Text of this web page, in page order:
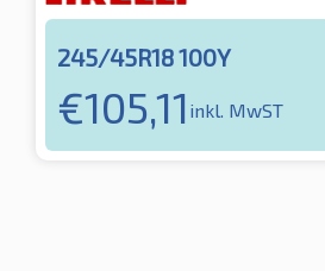
245/45R18 100Y
€105,11 inkl. MwST